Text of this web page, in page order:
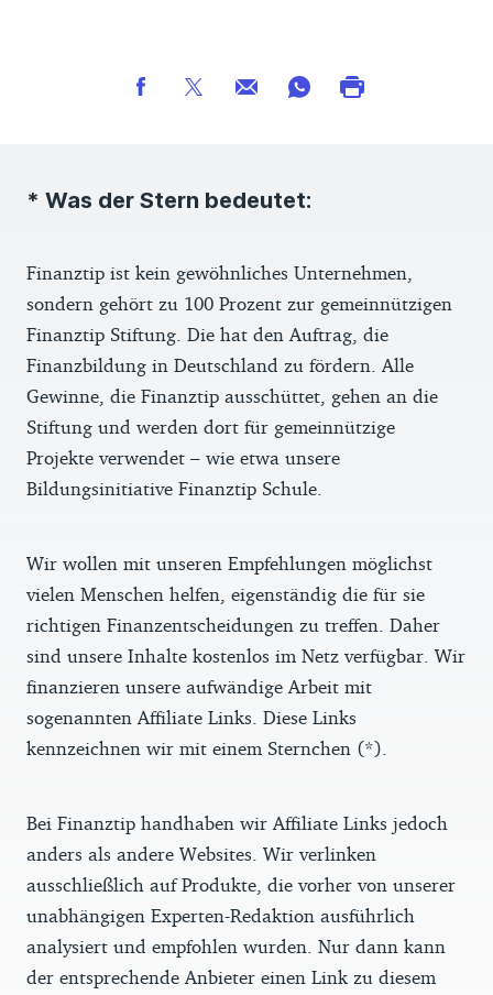
* Was der Stern bedeutet:
Finanztip ist kein gewöhnliches Unternehmen,
sondern gehört zu 100 Prozent zur gemeinnützigen
Finanztip Stiftung. Die hat den Auftrag, die
Finanzbildung in Deutschland zu fördern. Alle
Gewinne, die Finanztip ausschüttet, gehen an die
Stiftung und werden dort für gemeinnützige
Projekte verwendet – wie etwa unsere
Bildungsinitiative Finanztip Schule.
Wir wollen mit unseren Empfehlungen möglichst
vielen Menschen helfen, eigenständig die für sie
richtigen Finanzentscheidungen zu treffen. Daher
sind unsere Inhalte kostenlos im Netz verfügbar. Wir
finanzieren unsere aufwändige Arbeit mit
sogenannten Affiliate Links. Diese Links
kennzeichnen wir mit einem Sternchen (*).
Bei Finanztip handhaben wir Affiliate Links jedoch
anders als andere Websites. Wir verlinken
ausschließlich auf Produkte, die vorher von unserer
unabhängigen Experten-Redaktion ausführlich
analysiert und empfohlen wurden. Nur dann kann
der entsprechende Anbieter einen Link zu diesem